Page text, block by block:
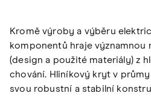
Kromě výroby a výběru
komponentů hraje
(design a použité materiály) z
chování. Hliníkový kryt v
svou robustní a stabilní